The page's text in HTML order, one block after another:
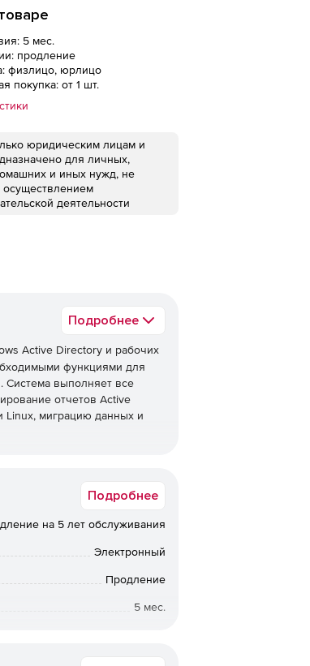
5 мес.
продление
физлицо, юрлицо
покупка: от 1 шт.
юридическим лицам и
для личных,
и иных нужд, не
осуществлением
деятельности
Подробнее
Active Directory и рабочих
функциями для
Система выполняет все
отчетов Active
Linux, миграцию данных и
доменов Active Directory и
Linux.
корпоративной сети.
Подробнее
на 5 лет обслуживания
Электронный
Продление
5 мес.